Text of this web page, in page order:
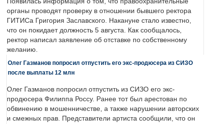
органы проводят проверку в отношении бывшего ректора
ГИТИСа Григория Заславского. Накануне стало известно,
что он покидает должность 5 августа. Как сообщалось,
ректор написал заявление об отставке по собственному
желанию.
Олег Газманов попросил отпустить его экс-продюсера из СИЗО
после выплаты 12 млн
Олег Газманов попросил отпустить из СИЗО его экс-
продюсера Филиппа Россу. Ранее тот был арестован по
обвинению в мошенничестве, а также нарушении авторских
и смежных прав. Представители артиста сообщили, что он